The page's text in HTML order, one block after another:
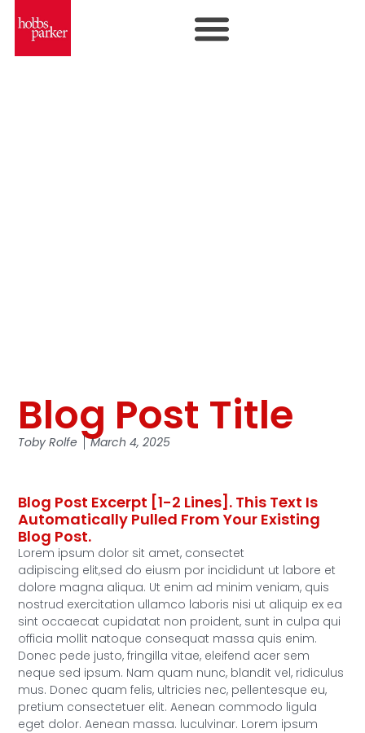
Blog Post Title
Toby Rolfe March 4, 2025
Blog Post Excerpt [1-2 Lines]. This Text Is
Automatically Pulled From Your Existing
Blog Post.
Lorem ipsum dolor sit amet, consectet
adipiscing elit,sed do eiusm por incididunt ut labore et
dolore magna aliqua. Ut enim ad minim veniam, quis
nostrud exercitation ullamco laboris nisi ut aliquip ex ea
sint occaecat cupidatat non proident, sunt in culpa qui
officia mollit natoque consequat massa quis enim.
Donec pede justo, fringilla vitae, eleifend acer sem
neque sed ipsum. Nam quam nunc, blandit vel, ridiculus
mus. Donec quam felis, ultricies nec, pellentesque eu,
pretium consectetuer elit. Aenean commodo ligula
eget dolor. Aenean massa. luculvinar. Lorem ipsum